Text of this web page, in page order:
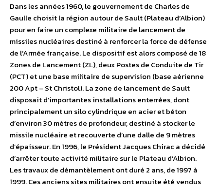
Dans les années 1960, le gouvernement de Charles de
Gaulle choisit la région autour de Sault (Plateau d’Albion)
pour en faire un complexe militaire de lancement de
missiles nucléaires destiné à renforcer la force de défense
de l’Armée française. Le dispositif est alors composé de 18
Zones de Lancement (ZL), deux Postes de Conduite de Tir
(PCT) et une base militaire de supervision (base aérienne
200 Apt – St Christol). La zone de lancement de Sault
disposait d’importantes installations enterrées, dont
principalement un silo cylindrique en acier et béton
d’environ 30 mètres de profondeur, destiné à stocker le
missile nucléaire et recouverte d’une dalle de 9 mètres
d’épaisseur. En 1996, le Président Jacques Chirac a décidé
d’arrêter toute activité militaire sur le Plateau d’Albion.
Les travaux de démantèlement ont duré 2 ans, de 1997 à
1999. Ces anciens sites militaires ont ensuite été vendus